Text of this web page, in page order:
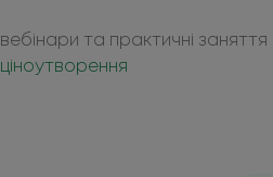
вебінари та практичні